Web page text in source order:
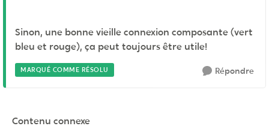
Sinon, une bonne vieille connexion composante (vert
bleu et rouge), ça peut toujours être utile!
MARQUÉ COMME RÉSOLU Répondre
Contenu connexe